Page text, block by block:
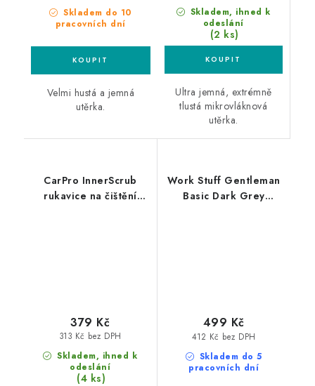
Skladem do 10
pracovních dní
Velmi hustá a jemná
utěrka.
Skladem, ihned k
odeslání
(2 ks)
Ultra jemná, extrémně
tlustá mikrovláknová
utěrka.
CarPro InnerScrub
rukavice na čištění
Skladem, ihned k
odeslání
(4 ks)
313 Kč bez DPH
379 Kč
Work Stuff Gentleman
Basic Dark Grey
Skladem do 5
pracovních dní
412 Kč bez DPH
499 Kč